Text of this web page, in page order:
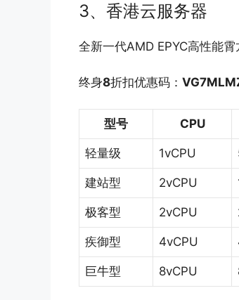
3、香港云服务器
全新一代AMD EPYC高性能
终身8折扣优惠码：
型号 CPU
轻量级 1vCPU
建站型 2vCPU
极客型 2vCPU
疾御型 4vCPU
巨牛型 8vCPU